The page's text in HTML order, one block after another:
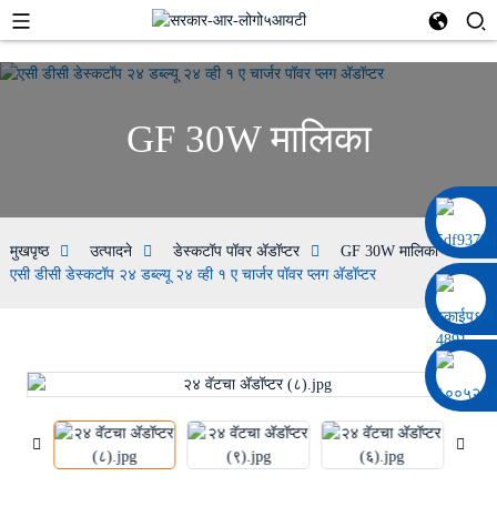
००८६ १३३२२९२०६९७
GF 30W मालिका
मुखपृष्ठ उत्पादने डेस्कटॉप पॉवर अ‍ॅडॉप्टर
GF 30W मालिका
एसी डीसी डेस्कटॉप २४ डब्ल्यू २४ व्ही १ ए चार्जर पॉवर प्लग अ‍ॅडॉप्टर